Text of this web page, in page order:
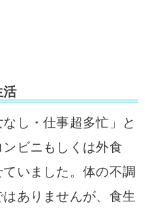
活
し・仕事超多忙」と
ビニもしくは外食
ていました。体の不調
はありませんが、食生